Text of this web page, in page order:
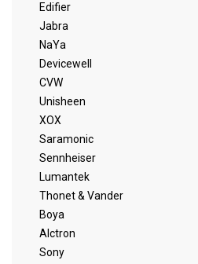
Edifier
Jabra
NaYa
Devicewell
CVW
Unisheen
XOX
Saramonic
Sennheiser
Lumantek
Thonet & Vander
Boya
Alctron
Sony